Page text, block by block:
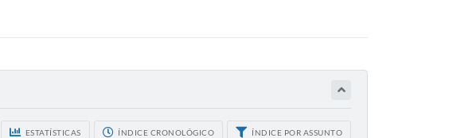
ESTATÍSTICAS ÍNDICE CRONOLÓGICO ÍNDICE POR ASSUNTO